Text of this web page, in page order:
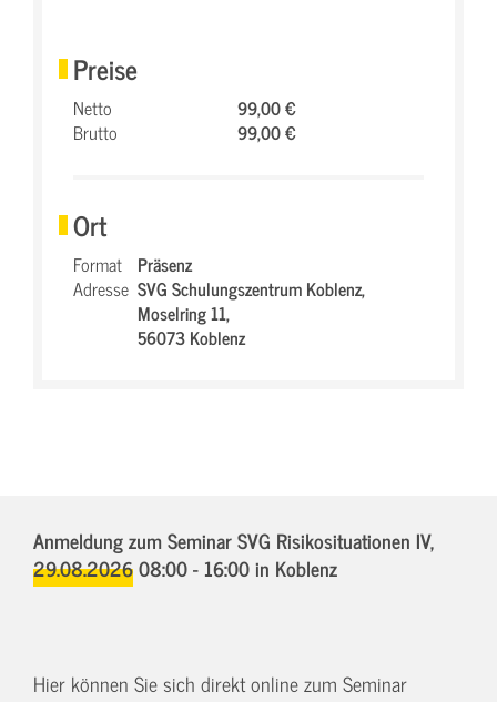
Preise
Netto
99,00 €
Brutto
99,00 €
Ort
Format Präsenz
Adresse SVG Schulungszentrum Koblenz,
Moselring 11,
56073 Koblenz
Anmeldung zum Seminar SVG Risikosituationen IV,
29.08.2026 08:00 - 16:00in Koblenz
Hier können Sie sich direkt online zum Seminar